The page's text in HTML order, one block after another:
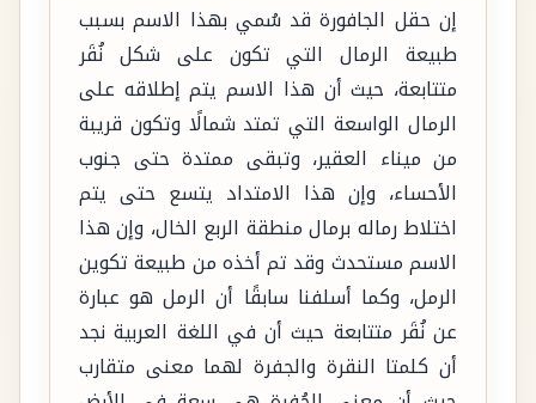
إن حقل الجافورة قد سُمي بهذا الاسم بسبب
طبيعة الرمال التي تكون على شكل نُقَر
متتابعة، حيث أن هذا الاسم يتم إطلاقه على
الرمال الواسعة التي تمتد شمالًا وتكون قريبة
من ميناء العقير، وتبقى ممتدة حتى جنوب
الأحساء، وإن هذا الامتداد يتسع حتى يتم
اختلاط رماله برمال منطقة الربع الخال، وإن هذا
الاسم مستحدث وقد تم أخذه من طبيعة تكوين
الرمل، وكما أسلفنا سابقًا أن الرمل هو عبارة
عن نُقَر متتابعة حيث أن في اللغة العربية نجد
أن كلمتا النقرة والجفرة لهما معنى متقارب